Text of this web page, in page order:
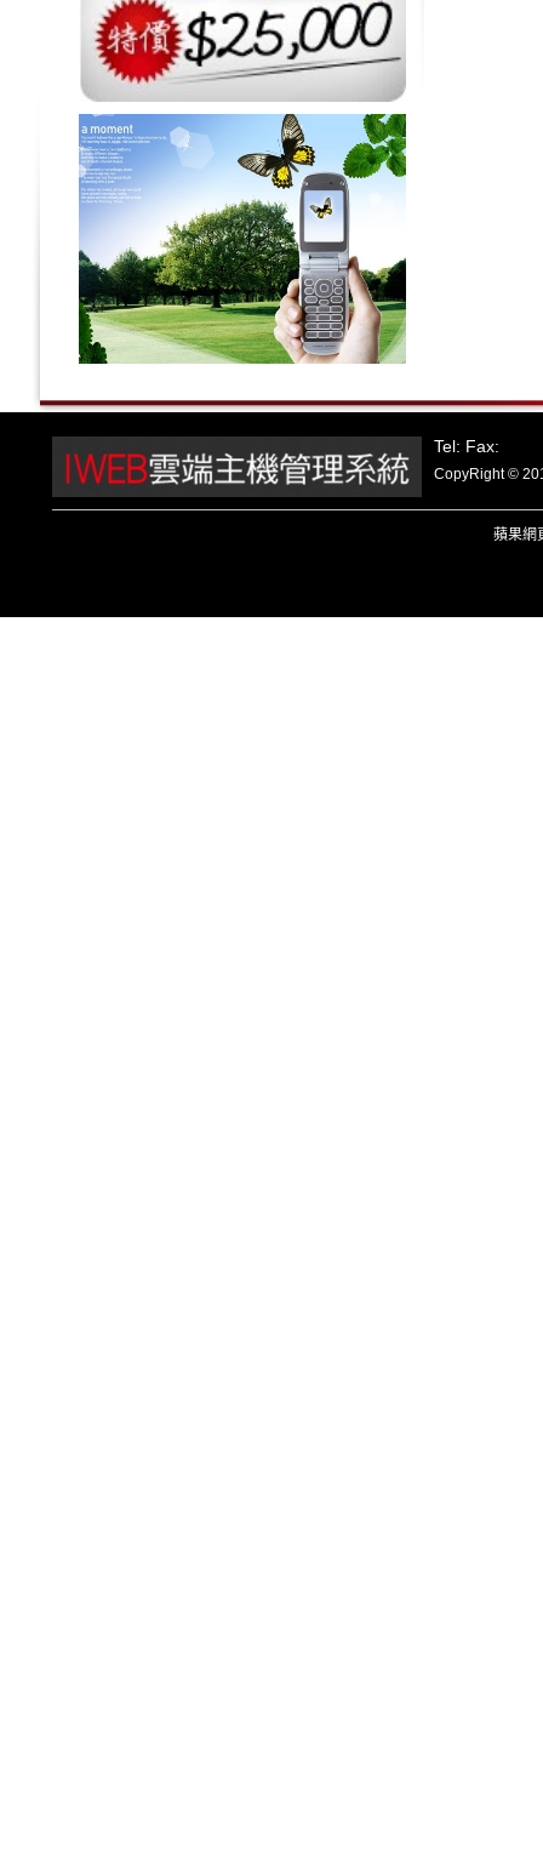
Tel: Fax:
CopyRight ©
蘋果網